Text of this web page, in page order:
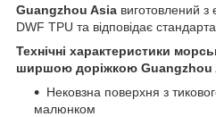
Guangzhou Asia виготовлений з
DWF TPU та відповідає
Технічні характеристики
ширшою доріжкою Guangzhou
Нековзна поверхня з
малюнком